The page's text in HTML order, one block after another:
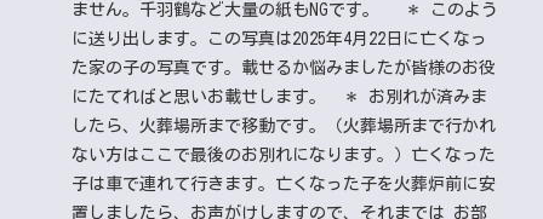
ません。千羽鶴など大量の紙もNGです。
＊ このよう
に送り出します。この写真は2025年4月22日に亡くなっ
た家の子の写真です。載せるか悩みましたが皆様のお役
にたてればと思いお載せします。
＊ お別れが済みま
したら、火葬場所まで移動です。（火葬場所まで行かれ
ない方はここで最後のお別れになります。）亡くなった
子は車で連れて行きます。亡くなった子を火葬炉前に安
置しましたら、お声がけしますので、それまでは お部